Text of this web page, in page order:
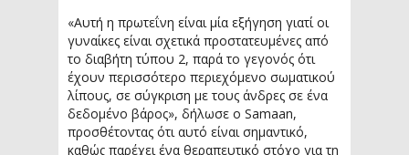
«Αυτή η πρωτεΐνη είναι μία εξήγηση γιατί οι
γυναίκες είναι σχετικά προστατευμένες από
το διαβήτη τύπου 2, παρά το γεγονός ότι
έχουν περισσότερο περιεχόμενο σωματικού
λίπους, σε σύγκριση με τους άνδρες σε ένα
δεδομένο βάρος», δήλωσε ο Samaan,
προσθέτοντας ότι αυτό είναι σημαντικό,
καθώς παρέχει ένα θεραπευτικό στόχο για τη